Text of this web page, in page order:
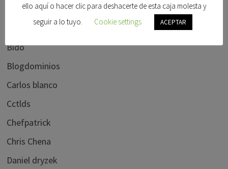
Afternic
Alberto dominguez
Bido
Blogdominios
Carlos blanco
Cctlds
Chefpatrick
Chris Chena
Daniel dryzek
ello aquí o hacer clic para deshacerte de esta caja molesta y
seguir a lo tuyo.
Cookie settings ACEPTAR